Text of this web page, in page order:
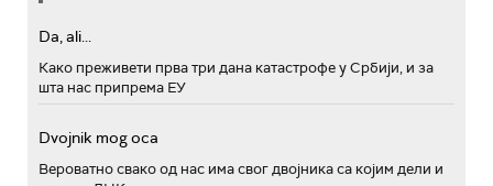
Da, ali...
Како преживети прва три дана катастрофе у Србији, и за
шта нас припрема ЕУ
Dvojnik mog oca
Вероватно свако од нас има свог двојника са којим дели и